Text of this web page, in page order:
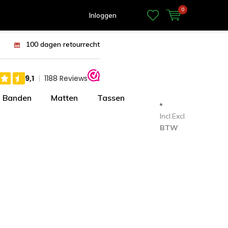
Inloggen
0
100 dagen retourrecht
Banden Matten Tassen
Incl.Excl.
BTW